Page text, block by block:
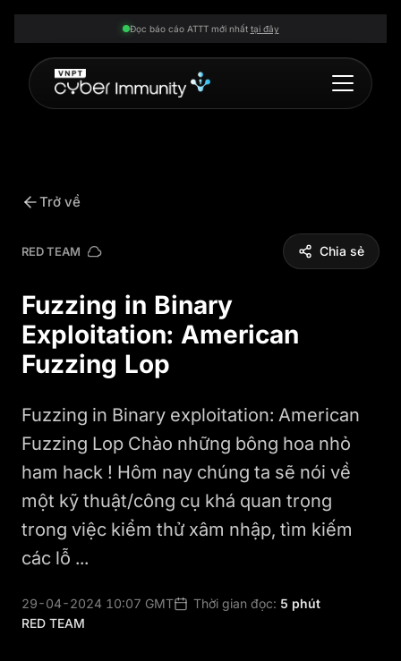
Đọc báo cáo ATTT mới nhất tại đây
Trở về
RED TEAM Chia sẻ
Fuzzing in Binary
Exploitation: American
Fuzzing Lop
Fuzzing in Binary exploitation: American
Fuzzing Lop Chào những bông hoa nhỏ
ham hack ! Hôm nay chúng ta sẽ nói về
một kỹ thuật/công cụ khá quan trọng
trong việc kiểm thử xâm nhập, tìm kiếm
các lỗ ...
29-04-2024 10:07 GMT Thời gian đọc: 5 phút
RED TEAM